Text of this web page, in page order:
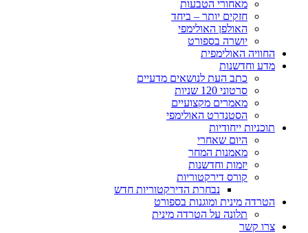
מאחורי הטבעות
חזקים יותר – ביחד
האולפן האולימפי
יושרה בספורט
החוויה האולימפית
מדע וחדשנות
כתב העת לנושאים מדעיים
סרטוני 120 שניות
מאמרים מקצועיים
הסטנדרט האולימפי
תוכניות ייחודיות
היום שאחרי
מאמנות המחר
יזמות וחדשנות
קורס דירקטוריות
נבחרת הדירקטוריות חדש
הטרדה מינית ומוגנות בספורט
תלונה על הטרדה מינית
צרו קשר